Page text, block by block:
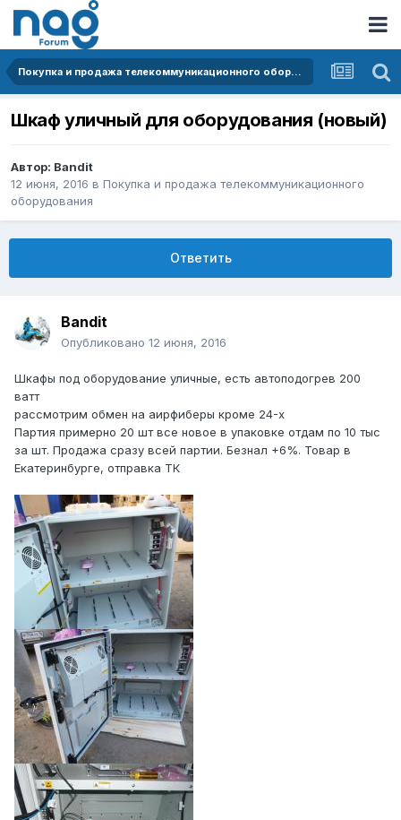
Покупка и продажа телекоммуникационного оборудования
Шкаф уличный для оборудования (новый)
Автор: Bandit
12 июня, 2016 в Покупка и продажа телекоммуникационного
оборудования
Ответить
Bandit
Опубликовано 12 июня, 2016
Шкафы под оборудование уличные, есть автоподогрев 200
ватт
рассмотрим обмен на аирфиберы кроме 24-х
Партия примерно 20 шт все новое в упаковке отдам по 10 тыс
за шт. Продажа сразу всей партии. Безнал +6%. Товар в
Екатеринбурге, отправка ТК